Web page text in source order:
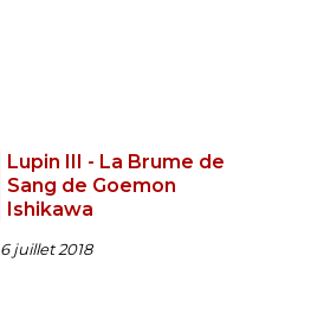
Lupin III - La Brume de
Sang de Goemon
Ishikawa
6 juillet 2018